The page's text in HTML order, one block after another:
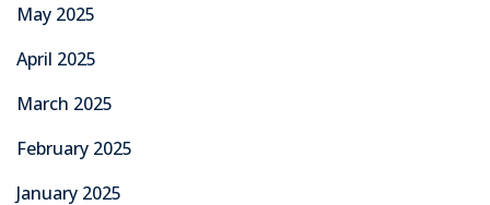
May 2025
April 2025
March 2025
February 2025
January 2025